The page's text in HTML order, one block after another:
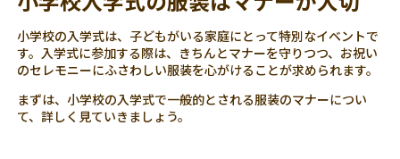
小学校の入学式は、子どもがいる家庭にとって特別なイベントで
す。入学式に参加する際は、きちんとマナーを守りつつ、お祝い
のセレモニーにふさわしい服装を心がけることが求められます。
まずは、小学校の入学式で一般的とされる服装のマナーについ
て、詳しく見ていきましょう。